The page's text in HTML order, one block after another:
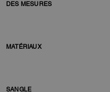
DES MESURES
MATÉRIAUX
SANGLE